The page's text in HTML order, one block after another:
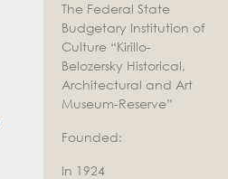
The Federal State
Budgetary Institution of
Culture “Kirillo-
Belozersky Historical,
Architectural and Art
Museum-Reserve”
Founded:
In 1924